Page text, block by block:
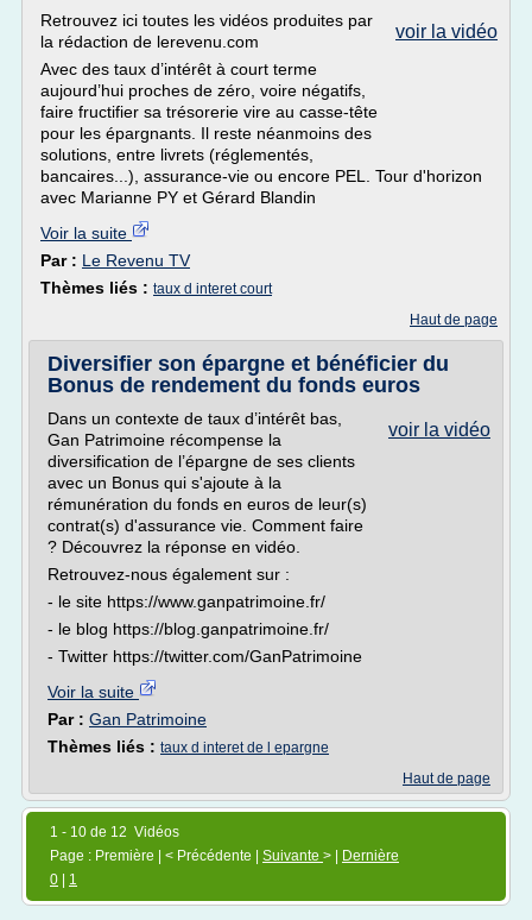
voir la vidéo
Retrouvez ici toutes les vidéos produites par
la rédaction de lerevenu.com
Avec des taux d’intérêt à court terme
aujourd’hui proches de zéro, voire négatifs,
faire fructifier sa trésorerie vire au casse-tête
pour les épargnants. Il reste néanmoins des
solutions, entre livrets (réglementés,
bancaires...), assurance-vie ou encore PEL. Tour d'horizon
avec Marianne PY et Gérard Blandin
Voir la suite
Par : Le Revenu TV
Thèmes liés : taux d interet court
Haut de page
Diversifier son épargne et bénéficier du
Bonus de rendement du fonds euros
voir la vidéo
Dans un contexte de taux d’intérêt bas,
Gan Patrimoine récompense la
diversification de l’épargne de ses clients
avec un Bonus qui s'ajoute à la
rémunération du fonds en euros de leur(s)
contrat(s) d'assurance vie. Comment faire
? Découvrez la réponse en vidéo.
Retrouvez-nous également sur :
- le site https://www.ganpatrimoine.fr/
- le blog https://blog.ganpatrimoine.fr/
- Twitter https://twitter.com/GanPatrimoine
Voir la suite
Par : Gan Patrimoine
Thèmes liés : taux d interet de l epargne
Haut de page
1 - 10 de 12 Vidéos
Page : Première | < Précédente | Suivante > |
Dernière
0
1